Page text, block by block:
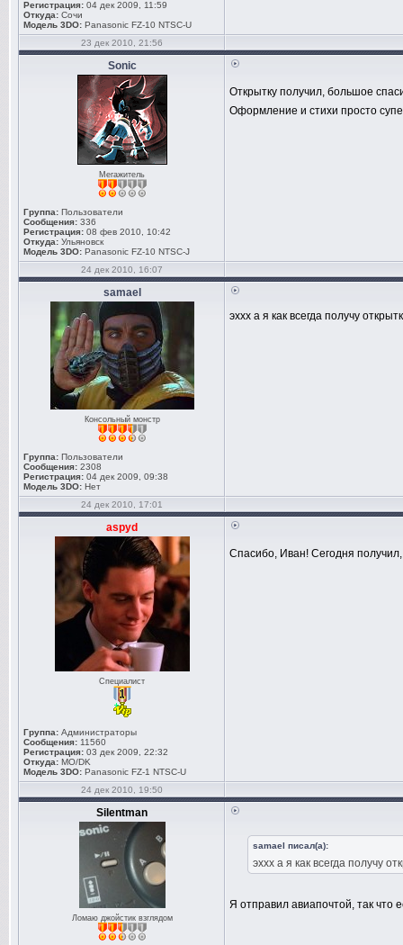
Регистрация: 04 дек 2009, 11:59
Откуда: Сочи
Модель 3DO: Panasonic FZ-10 NTSC-U
23 дек 2010, 21:56
Sonic
Мегажитель
Группа: Пользователи
Сообщения: 336
Регистрация: 08 фев 2010, 10:42
Откуда: Ульяновск
Модель 3DO: Panasonic FZ-10 NTSC-J
Открытку получил, большое
Оформление и стихи просто
24 дек 2010, 16:07
samael
Консольный монстр
Группа: Пользователи
Сообщения: 2308
Регистрация: 04 дек 2009, 09:38
Модель 3DO: Нет
эххх а я как всегда получу
24 дек 2010, 17:01
aspyd
Специалист
Группа: Администраторы
Сообщения: 11560
Регистрация: 03 дек 2009, 22:32
Откуда: MO/DK
Модель 3DO: Panasonic FZ-1 NTSC-U
Спасибо, Иван! Сегодня
24 дек 2010, 19:50
Silentman
Ломаю джойстик взглядом
samael писал(а):
эххх а я как всегда получу
Я отправил авиапочтой, так что